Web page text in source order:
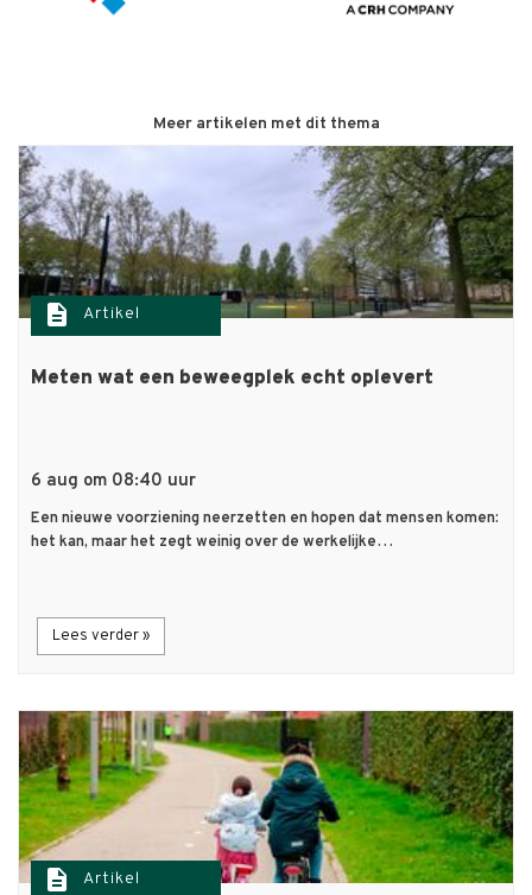
Meer artikelen met dit thema
description Artikel
Meten wat een beweegplek echt oplevert
6 aug om 08:40 uur
Een nieuwe voorziening neerzetten en hopen dat mensen komen:
het kan, maar het zegt weinig over de werkelijke…
Lees verder »
description Artikel